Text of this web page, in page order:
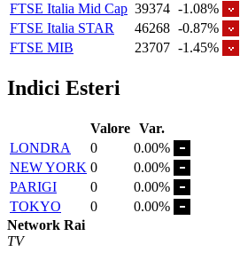
FTSE Italia Mid Cap 39374 -1.08%
FTSE Italia STAR
46268 -0.87%
FTSE MIB
23707 -1.45%
Indici Esteri
Valore Var.
LONDRA
0
0.00%
NEW YORK 0
0.00%
PARIGI
0
0.00%
TOKYO
0
0.00%
Network Rai
TV